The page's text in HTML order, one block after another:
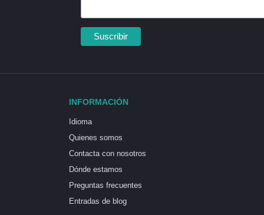
INFORMACIÓN
Idioma
Quienes somos
Contacta con nosotros
Dónde estamos
Preguntas frecuentes
Entradas de blog